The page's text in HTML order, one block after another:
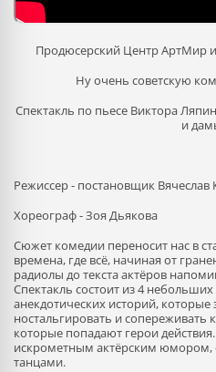
Продюсерский Центр АртМир
Ну очень советскую
Спектакль по пьесе Виктора
и
Режиссер - постановщик Вячеслав
Хореограф - Зоя Дьякова
Сюжет комедии переносит нас в
времена, где всё, начиная от
радиолы до текста актёров
Спектакль состоит из 4
анекдотических историй, которые
ностальгировать и сопереживать
которые попадают герои
искрометным актёрским юмором,
танцами.